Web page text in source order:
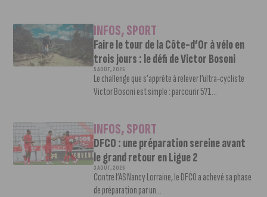
INFOS,SPORT
Faire le tour de la Côte-d’Or à vélo en
trois jours : le défi de Victor Bosoni
5 AOÛT, 2026
Le challenge que s’apprête à relever l’ultra-cycliste
Victor Bosoni est simple : parcourir 571...
INFOS,SPORT
DFCO : une préparation sereine avant
le grand retour en Ligue 2
3 AOÛT, 2026
Contre l’AS Nancy Lorraine, le DFCO a achevé sa phase
de préparation par un...